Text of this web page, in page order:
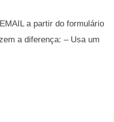
a partir do formulário
a diferença: – Usa um